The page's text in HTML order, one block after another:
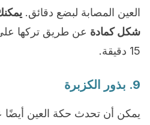
العين المصابة لبضع دقائق.
شكل كمادة عن طريق تركها
15 دقيقة.
9. بذور الكزبرة
يمكن أن تحدث حكة العين أيضًا